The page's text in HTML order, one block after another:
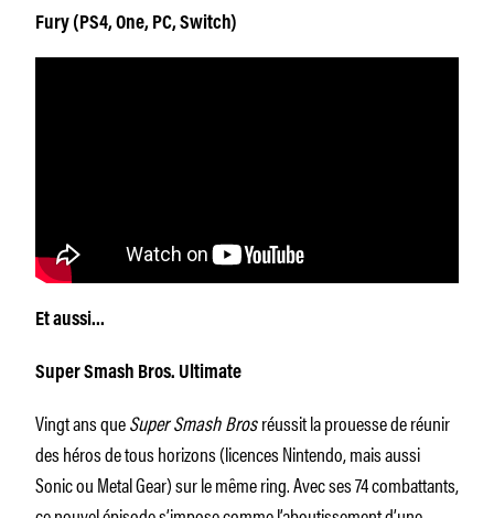
Fury (PS4, One, PC, Switch)
Et aussi…
Super Smash Bros. Ultimate
Vingt ans queSuper Smash Brosréussit la prouesse de réunir
des héros de tous horizons (licences Nintendo, mais aussi
Sonic ou Metal Gear) sur le même ring. Avec ses 74 combattants,